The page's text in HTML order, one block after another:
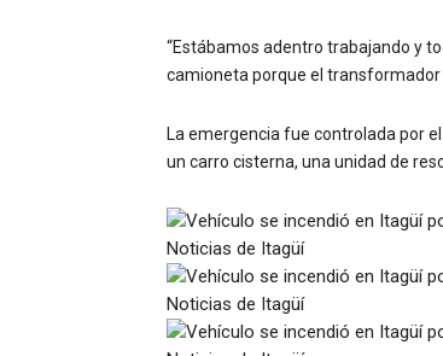
“Estábamos adentro trabajando y
camioneta porque el transformador
La emergencia fue controlada por
un carro cisterna, una unidad de